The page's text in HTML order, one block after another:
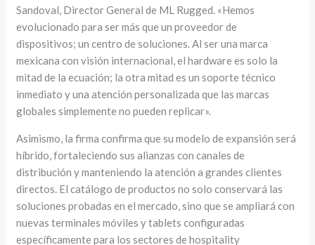
Sandoval, Director General de ML Rugged. «Hemos
evolucionado para ser más que un proveedor de
dispositivos; un centro de soluciones. Al ser una marca
mexicana con visión internacional, el hardware es solo la
mitad de la ecuación; la otra mitad es un soporte técnico
inmediato y una atención personalizada que las marcas
globales simplemente no pueden replicar».
Asimismo, la firma confirma que su modelo de expansión será
híbrido, fortaleciendo sus alianzas con canales de
distribución y manteniendo la atención a grandes clientes
directos. El catálogo de productos no solo conservará las
soluciones probadas en el mercado, sino que se ampliará con
nuevas terminales móviles y tablets configuradas
específicamente para los sectores de hospitality